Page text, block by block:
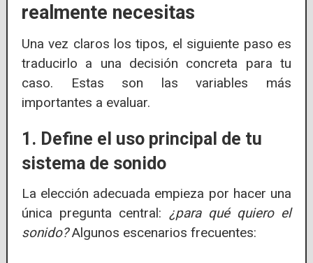
realmente necesitas
Una vez claros los tipos, el siguiente paso es
traducirlo a una decisión concreta para tu
caso. Estas son las variables más
importantes a evaluar.
1. Define el uso principal de tu
sistema de sonido
La elección adecuada empieza por hacer una
única pregunta central: ¿para qué quiero el
sonido?Algunos escenarios frecuentes: